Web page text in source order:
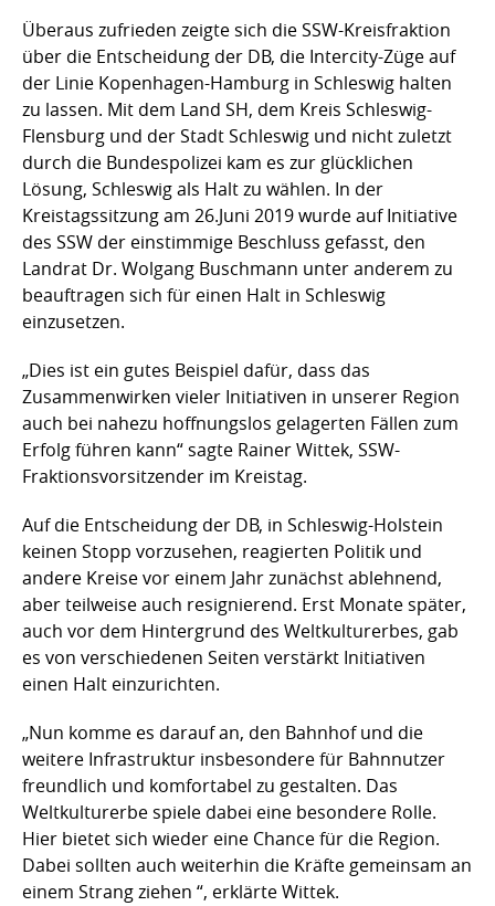
Überaus zufrieden zeigte sich die SSW-Kreisfraktion
über die Entscheidung der DB, die Intercity-Züge auf
der Linie Kopenhagen-Hamburg in Schleswig halten
zu lassen. Mit dem Land SH, dem Kreis Schleswig-
Flensburg und der Stadt Schleswig und nicht zuletzt
durch die Bundespolizei kam es zur glücklichen
Lösung, Schleswig als Halt zu wählen. In der
Kreistagssitzung am 26.Juni 2019 wurde auf Initiative
des SSW der einstimmige Beschluss gefasst, den
Landrat Dr. Wolgang Buschmann unter anderem zu
beauftragen sich für einen Halt in Schleswig
einzusetzen.
„Dies ist ein gutes Beispiel dafür, dass das
Zusammenwirken vieler Initiativen in unserer Region
auch bei nahezu hoffnungslos gelagerten Fällen zum
Erfolg führen kann“ sagte Rainer Wittek, SSW-
Fraktionsvorsitzender im Kreistag.
Auf die Entscheidung der DB, in Schleswig-Holstein
keinen Stopp vorzusehen, reagierten Politik und
andere Kreise vor einem Jahr zunächst ablehnend,
aber teilweise auch resignierend. Erst Monate später,
auch vor dem Hintergrund des Weltkulturerbes, gab
es von verschiedenen Seiten verstärkt Initiativen
einen Halt einzurichten.
„Nun komme es darauf an, den Bahnhof und die
weitere Infrastruktur insbesondere für Bahnnutzer
freundlich und komfortabel zu gestalten. Das
Weltkulturerbe spiele dabei eine besondere Rolle.
Hier bietet sich wieder eine Chance für die Region.
Dabei sollten auch weiterhin die Kräfte gemeinsam an
einem Strang ziehen “, erklärte Wittek.